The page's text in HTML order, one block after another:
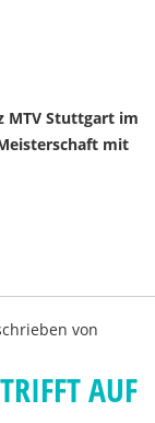
MTV Stuttgart im
mit
von
AUF